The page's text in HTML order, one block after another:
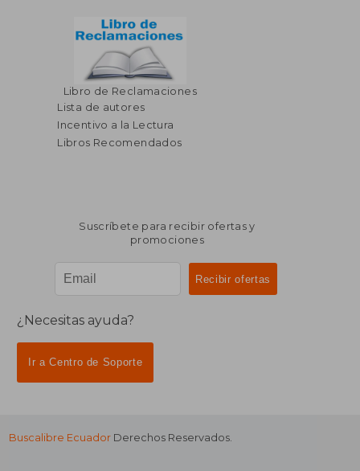
Libro de Reclamaciones
Lista de autores
Incentivo a la Lectura
Libros Recomendados
Suscríbete para recibir ofertas y
promociones
¿Necesitas ayuda?
Ir a Centro de Soporte
Buscalibre Ecuador Derechos Reservados.